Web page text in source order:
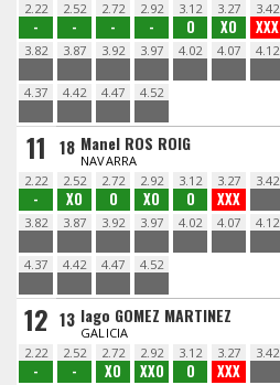
2.22
-
2.52
-
2.72
-
2.92
-
3.12
O
3.27
XO
3.42
XXX
3.82 3.87 3.92 3.97 4.02 4.07 4.12
4.37 4.42 4.47 4.52
11 18 Manel ROS ROIG
NAVARRA
2.22
-
2.52
XO
2.72
O
2.92
XO
3.12
O
3.27
XXX
3.42
3.82 3.87 3.92 3.97 4.02 4.07 4.12
4.37 4.42 4.47 4.52
12 13 Iago GOMEZ MARTINEZ
GALICIA
2.22
-
2.52
-
2.72
XO
2.92
XXO
3.12
O
3.27
XXX
3.42